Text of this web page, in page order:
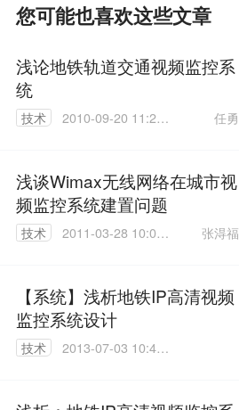
您可能也喜欢这些文章
浅论地铁轨道交通视频监控系
统
技术
2010-09-20 11:22:
任勇
浅谈Wimax无线网络在城市视
频监控系统建置问题
技术
2011-03-28 10:03:
张淂福
【系统】浅析地铁IP高清视频
监控系统设计
技术
2013-07-03 10:44: